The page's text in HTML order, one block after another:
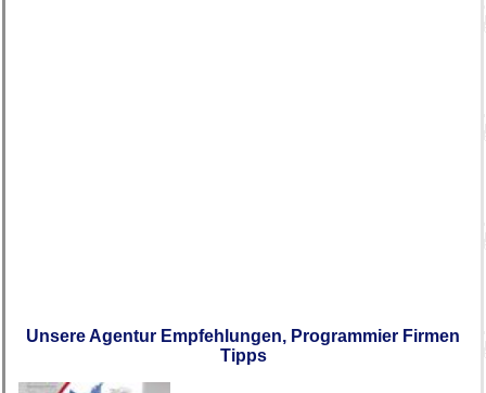
Unsere Agentur Empfehlungen, Programmier Firmen
Tipps